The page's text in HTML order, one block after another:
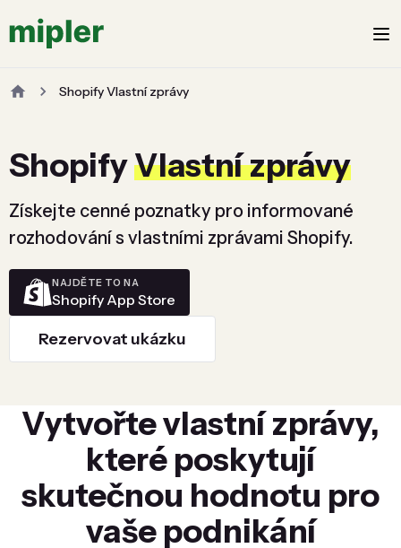
Shopify Vlastní zprávy
ShopifyVlastní zprávy
Získejte cenné poznatky pro informované
rozhodování s vlastními zprávami Shopify.
NAJDĚTE TO NA
Shopify App Store
Rezervovat ukázku
Vytvořte vlastní zprávy,
které poskytují
skutečnou hodnotu pro
vaše podnikání